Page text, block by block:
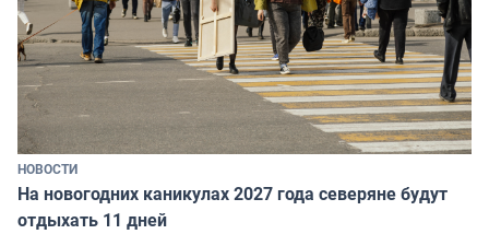
НОВОСТИ
На новогодних каникулах 2027 года северяне будут
отдыхать 11 дней